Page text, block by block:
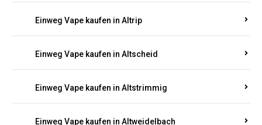
Einweg Vape kaufen in Altrip
Einweg Vape kaufen in Altscheid
Einweg Vape kaufen in Altstrimmig